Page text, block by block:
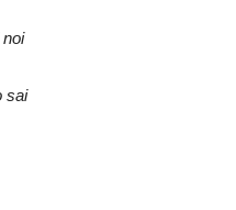
sai